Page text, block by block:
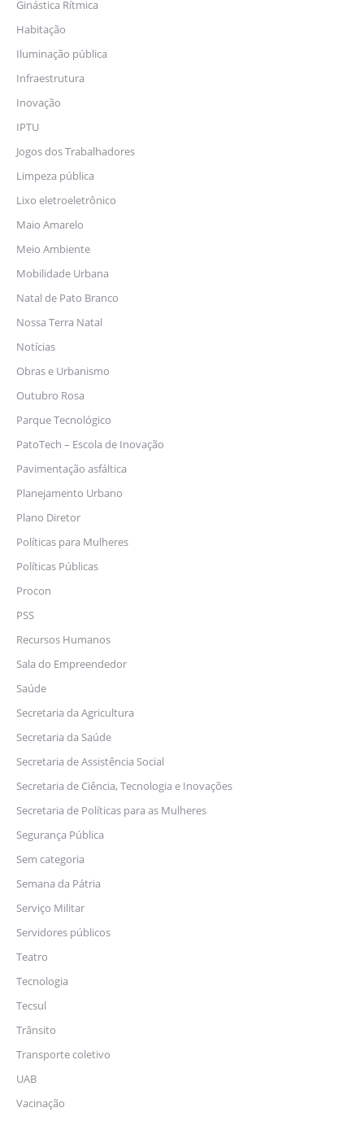
Ginástica Rítmica
Habitação
Iluminação pública
Infraestrutura
Inovação
IPTU
Jogos dos Trabalhadores
Limpeza pública
Lixo eletroeletrônico
Maio Amarelo
Meio Ambiente
Mobilidade Urbana
Natal de Pato Branco
Nossa Terra Natal
Notícias
Obras e Urbanismo
Outubro Rosa
Parque Tecnológico
PatoTech – Escola de Inovação
Pavimentação asfáltica
Planejamento Urbano
Plano Diretor
Políticas para Mulheres
Políticas Públicas
Procon
PSS
Recursos Humanos
Sala do Empreendedor
Saúde
Secretaria da Agricultura
Secretaria da Saúde
Secretaria de Assistência Social
Secretaria de Ciência, Tecnologia e Inovações
Secretaria de Políticas para as Mulheres
Segurança Pública
Sem categoria
Semana da Pátria
Serviço Militar
Servidores públicos
Teatro
Tecnologia
Tecsul
Trânsito
Transporte coletivo
UAB
Vacinação